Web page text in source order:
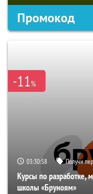
Промокод
-11%
03:30:57 Получи
Курсы по разработке,
школы «Бруноям»